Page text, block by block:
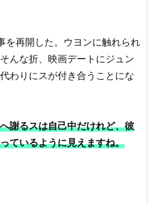
を再開した。ウヨンに触れられ
んな折、映画デートにジュン
わりにスが付き合うことにな
謝るスは自己中だけれど、彼
ているように見えますね。